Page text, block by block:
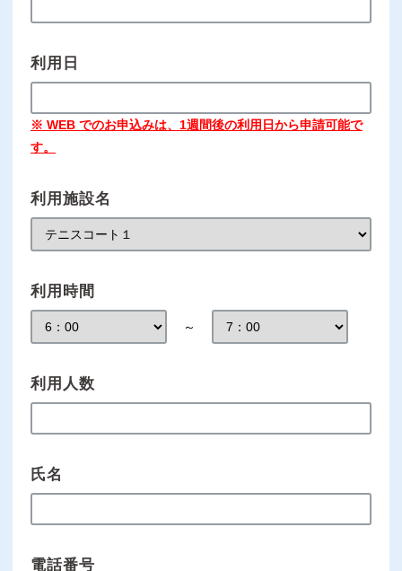
利用日
※ WEB でのお申込みは、1週間後の利用日から申請可能で
す。
利用施設名
利用時間
～
利用人数
氏名
電話番号